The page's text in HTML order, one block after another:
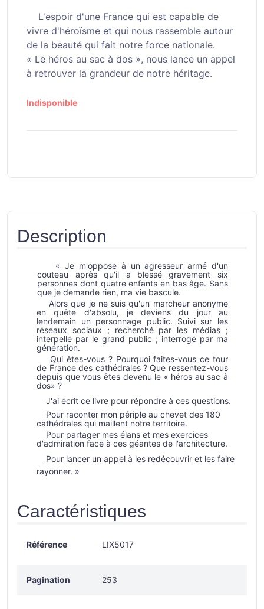
L'espoir d'une France qui est capable de
vivre d'héroïsme et qui nous rassemble autour
de la beauté qui fait notre force nationale.
« Le héros au sac à dos », nous lance un appel
à retrouver la grandeur de notre héritage.
Indisponible
Description
« Je m'oppose à un agresseur armé d'un
couteau après qu'il a blessé gravement six
personnes dont quatre enfants en bas âge. Sans
que je demande rien, ma vie bascule.
Alors que je ne suis qu'un marcheur anonyme
en quête d'absolu, je deviens du jour au
lendemain un personnage public. Suivi sur les
réseaux sociaux ; recherché par les médias ;
interpellé par le grand public ; interrogé par ma
génération.
Qui êtes-vous ? Pourquoi faites-vous ce tour
de France des cathédrales ? Que ressentez-vous
depuis que vous êtes devenu le « héros au sac à
dos» ?
J'ai écrit ce livre pour répondre à ces questions.
Pour raconter mon périple au chevet des 180
cathédrales qui maillent notre territoire.
Pour partager mes élans et mes exercices
d'admiration face à ces géantes de l'architecture.
Pour lancer un appel à les redécouvrir et les faire
rayonner. »
Caractéristiques
Référence LIX5017
Pagination 253